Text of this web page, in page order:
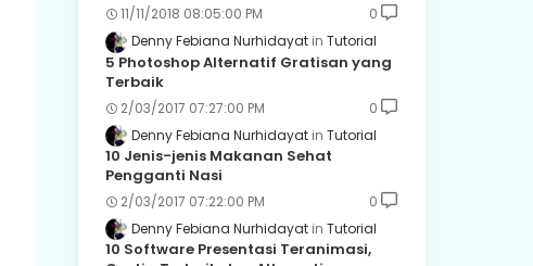
11/11/2018 08:05:00 PM
0
Denny Febiana Nurhidayat
Tutorial
5 Photoshop Alternatif Gratisan yang
Terbaik
2/03/2017 07:27:00 PM
0
Denny Febiana Nurhidayat
Tutorial
10 Jenis-jenis Makanan Sehat
Pengganti Nasi
2/03/2017 07:22:00 PM
0
Denny Febiana Nurhidayat
Tutorial
10 Software Presentasi Teranimasi,